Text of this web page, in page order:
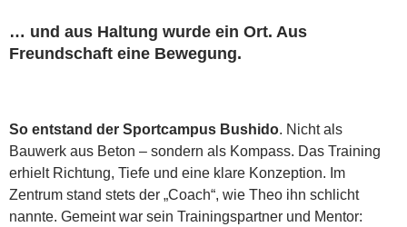
… und aus Haltung wurde ein Ort. Aus
Freundschaft eine Bewegung.
So entstand der Sportcampus Bushido. Nicht als
Bauwerk aus Beton – sondern als Kompass. Das Training
erhielt Richtung, Tiefe und eine klare Konzeption. Im
Zentrum stand stets der „Coach“, wie Theo ihn schlicht
nannte. Gemeint war sein Trainingspartner und Mentor: